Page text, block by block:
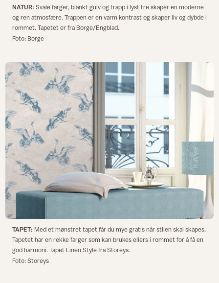
NATUR: Svale farger, blankt gulv og trapp i lyst tre skaper en moderne
og ren atmosfære. Trappen er en varm kontrast og skaper liv og dybde i
rommet. Tapetet er fra Borge/Engblad.
Foto: Borge
TAPET: Med et mønstret tapet får du mye gratis når stilen skal skapes.
Tapetet har en rekke farger som kan brukes ellers i rommet for å få en
god harmoni. Tapet Linen Style fra Storeys.
Foto: Storeys